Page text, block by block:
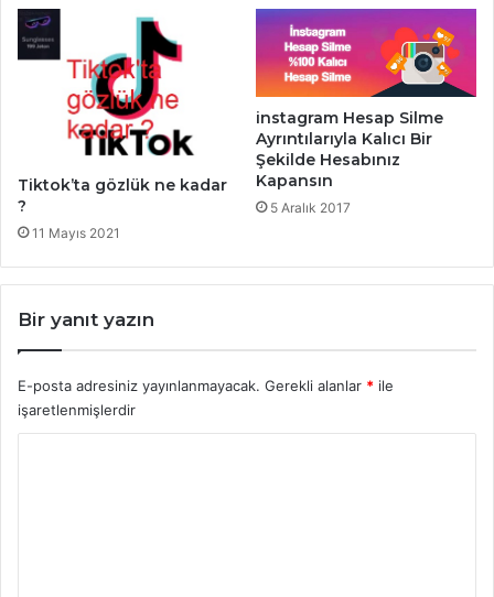
Tiktok’ta gözlük ne kadar
?
11 Mayıs 2021
instagram Hesap Silme
Ayrıntılarıyla Kalıcı Bir
Şekilde Hesabınız
Kapansın
5 Aralık 2017
Bir yanıt yazın
E-posta adresiniz yayınlanmayacak. Gerekli alanlar * ile
işaretlenmişlerdir